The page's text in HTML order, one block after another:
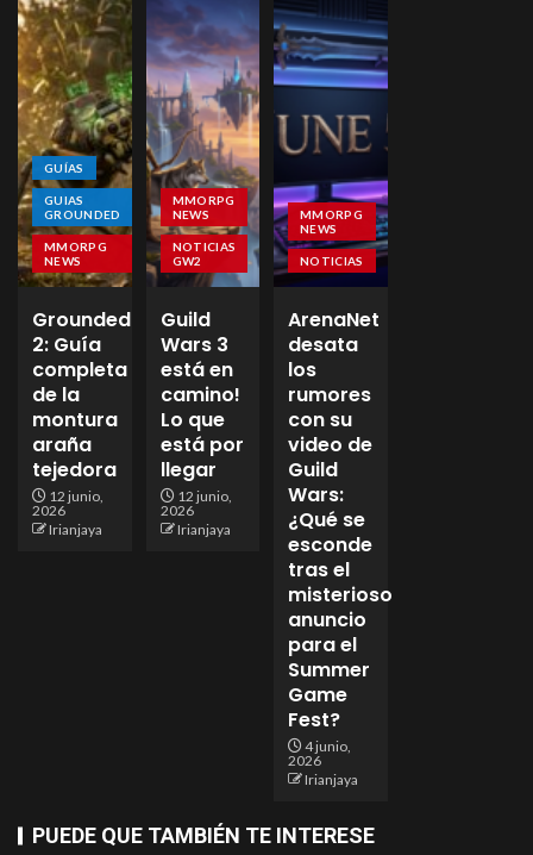
GUÍAS
GUIAS
GROUNDED
MMORPG
NEWS
Grounded
2: Guía
completa
de la
montura
araña
tejedora
12 junio,
2026
Irianjaya
MMORPG
NEWS
NOTICIAS
GW2
Guild
Wars 3
está en
camino!
Lo que
está por
llegar
12 junio,
2026
Irianjaya
MMORPG
NEWS
NOTICIAS
ArenaNet
desata
los
rumores
con su
video de
Guild
Wars:
¿Qué se
esconde
tras el
misterioso
anuncio
para el
Summer
Game
Fest?
4 junio,
2026
Irianjaya
PUEDE QUE TAMBIÉN TE INTERESE